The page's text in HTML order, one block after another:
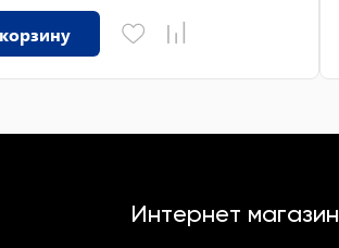
Интернет магазин